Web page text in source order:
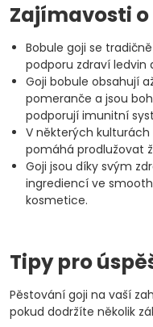
Zajímavosti
Bobule goji se
podporu zdraví ledvin
Goji bobule obsahují
pomeranče a jsou
podporují imunitní
V některých
pomáhá prodlužovat
Goji jsou díky svým
ingrediencí ve
kosmetice.
Tipy pro
Pěstování goji na vaší
pokud dodržíte několik